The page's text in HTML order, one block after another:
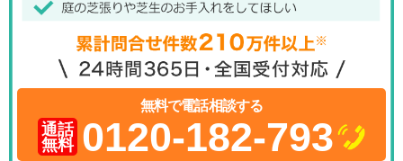
無料で電話相談する
通話
無料 0120-182-793